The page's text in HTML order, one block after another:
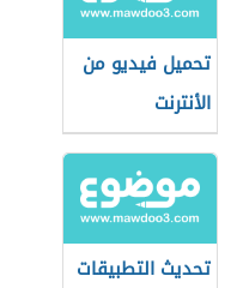
تحميل فيديو من
الأنترنت
تحديث التطبيقات